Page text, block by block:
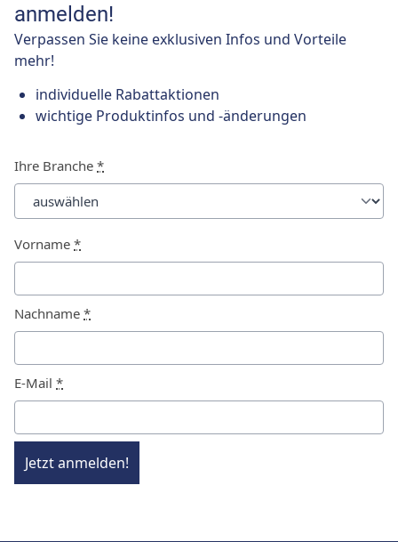
anmelden!
Verpassen Sie keine exklusiven Infos und Vorteile
mehr!
individuelle Rabattaktionen
wichtige Produktinfos und -änderungen
Ihre Branche *
Vorname *
Nachname *
E-Mail *
Jetzt anmelden!